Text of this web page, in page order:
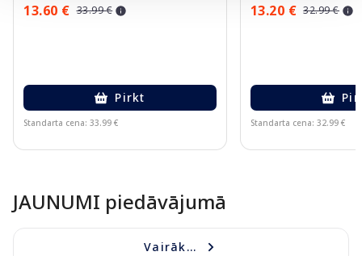
13.60 € 33.99 €
Pirkt
Standarta cena: 33.99 €
13.20 € 32.99 €
Standarta cena: 32.99 €
JAUNUMI piedāvājumā
Vairāk...